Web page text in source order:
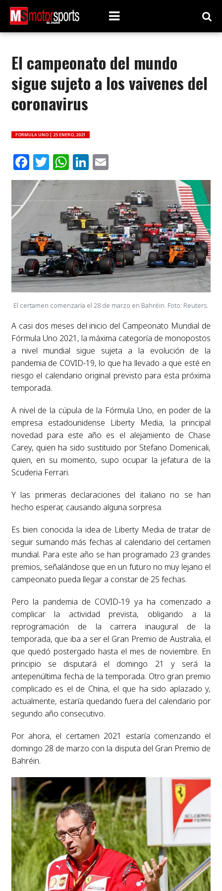
El campeonato del mundo
sigue sujeto a los vaivenes del
coronavirus
FORMULA UNO | 25 ENERO, 2021
Facebook
Twitter
WhatsApp
LinkedIn
Email
El certamen comenzaría el 28 de marzo en Bahréin. Foto: Reuters.
A casi dos meses del inicio del Campeonato Mundial de
Fórmula Uno 2021, la máxima categoría de monopostos
a nivel mundial sigue sujeta a la evolución de la
pandemia de COVID-19, lo que ha llevado a que esté en
riesgo el calendario original previsto para esta próxima
temporada.
A nivel de la cúpula de la Fórmula Uno, en poder de la
empresa estadounidense Liberty Media, la principal
novedad para este año es el alejamiento de Chase
Carey, quien ha sido sustituido por Stefano Domenicali,
quien, en su momento, supo ocupar la jefatura de la
Scuderia Ferrari.
Y las primeras declaraciones del italiano no se han
hecho esperar, causando alguna sorpresa.
Es bien conocida la idea de Liberty Media de tratar de
seguir sumando más fechas al calendario del certamen
mundial. Para este año se han programado 23 grandes
premios, señalándose que en un futuro no muy lejano el
campeonato pueda llegar a constar de 25 fechas.
Pero la pandemia de COVID-19 ya ha comenzado a
complicar la actividad prevista, obligando a la
reprogramación de la carrera inaugural de la
temporada, que iba a ser el Gran Premio de Australia, el
que quedó postergado hasta el mes de noviembre. En
principio se disputará el domingo 21 y será la
antepenúltima fecha de la temporada. Otro gran premio
complicado es el de China, el que ha sido aplazado y,
actualmente, estaría quedando fuera del calendario por
segundo año consecutivo.
Por ahora, el certamen 2021 estaría comenzando el
domingo 28 de marzo con la disputa del Gran Premio de
Bahréin.